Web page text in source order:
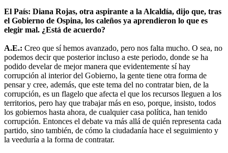
El País: Diana Rojas, otra aspirante a la Alcaldía, dijo que, tras
el Gobierno de Ospina, los caleños ya aprendieron lo que es
elegir mal. ¿Está de acuerdo?
A.E.: Creo que sí hemos avanzado, pero nos falta mucho. O sea, no
podemos decir que posterior incluso a este periodo, donde se ha
podido develar de mejor manera que evidentemente sí hay
corrupción al interior del Gobierno, la gente tiene otra forma de
pensar y cree, además, que este tema del no contratar bien, de la
corrupción, es un flagelo que afecta el que los recursos lleguen a los
territorios, pero hay que trabajar más en eso, porque, insisto, todos
los gobiernos hasta ahora, de cualquier casa política, han tenido
corrupción. Entonces el debate va más allá de quién representa cada
partido, sino también, de cómo la ciudadanía hace el seguimiento y
la veeduría a la forma de contratar.